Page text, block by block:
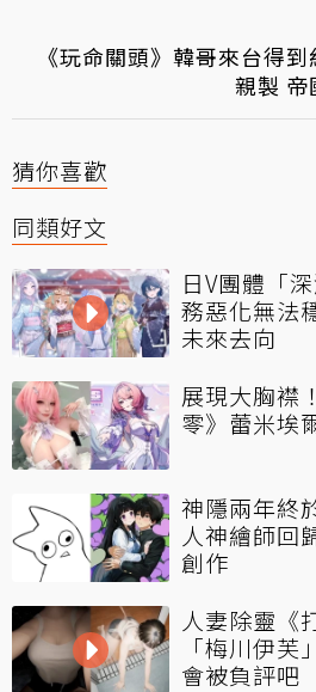
《玩命關頭》韓哥來台得
親製 帝
猜你喜歡
同類好文
日V團體「
務惡化無法
未來去向
展現大胸襟
零》蕾米埃
神隱兩年終
人神繪師回
創作
人妻除靈《
「梅川伊
會被負評吧